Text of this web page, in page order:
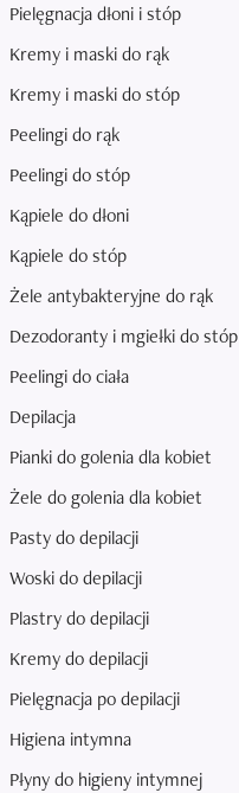
Pielęgnacja dłoni i stóp
Kremy i maski do rąk
Kremy i maski do stóp
Peelingi do rąk
Peelingi do stóp
Kąpiele do dłoni
Kąpiele do stóp
Żele antybakteryjne do rąk
Dezodoranty i mgiełki do stóp
Peelingi do ciała
Depilacja
Pianki do golenia dla kobiet
Żele do golenia dla kobiet
Pasty do depilacji
Woski do depilacji
Plastry do depilacji
Kremy do depilacji
Pielęgnacja po depilacji
Higiena intymna
Płyny do higieny intymnej